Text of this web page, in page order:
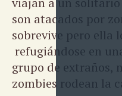
son atacados por
sobrevive pero ella
refugiándose en
grupo de extraños,
zombies rodean la